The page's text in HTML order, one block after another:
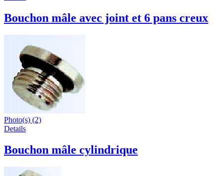
Bouchon mâle avec joint et 6 pans creux
Photo(s) (2)
Details
Bouchon mâle cylindrique